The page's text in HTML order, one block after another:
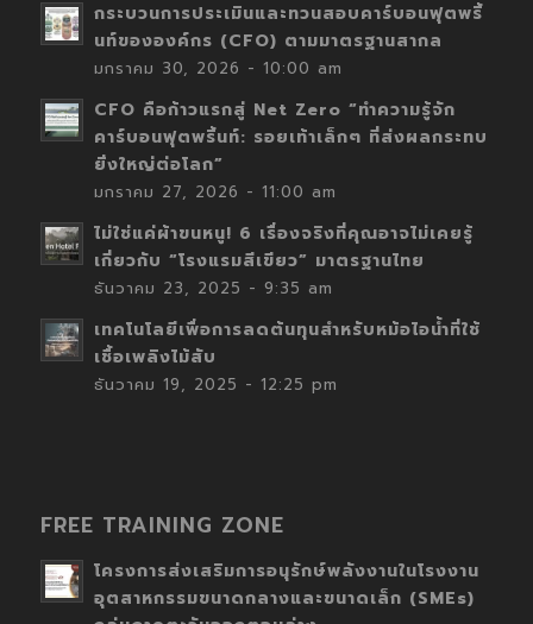
กระบวนการประเมินและทวนสอบคาร์บอนฟุตพริ้
นท์ขององค์กร (CFO) ตามมาตรฐานสากล
มกราคม 30, 2026 - 10:00 am
CFO คือก้าวแรกสู่ Net Zero “ทำความรู้จัก
คาร์บอนฟุตพริ้นท์: รอยเท้าเล็กๆ ที่ส่งผลกระทบ
ยิ่งใหญ่ต่อโลก”
มกราคม 27, 2026 - 11:00 am
ไม่ใช่แค่ผ้าขนหนู! 6 เรื่องจริงที่คุณอาจไม่เคยรู้
เกี่ยวกับ “โรงแรมสีเขียว” มาตรฐานไทย
ธันวาคม 23, 2025 - 9:35 am
เทคโนโลยีเพื่อการลดต้นทุนสำหรับหม้อไอน้ำที่ใช้
เชื้อเพลิงไม้สับ
ธันวาคม 19, 2025 - 12:25 pm
FREE TRAINING ZONE
โครงการส่งเสริมการอนุรักษ์พลังงานในโรงงาน
อุตสาหกรรมขนาดกลางและขนาดเล็ก (SMEs)